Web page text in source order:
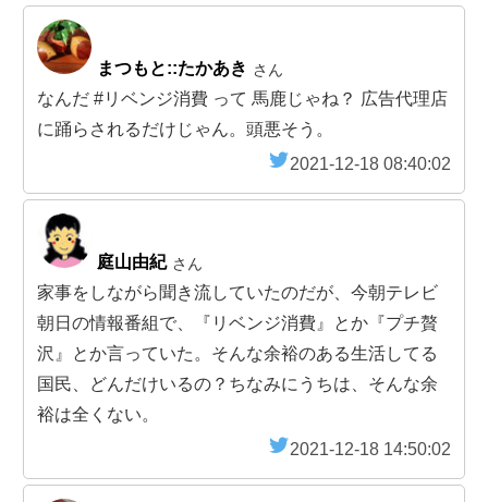
まつもと::たかあき さん
なんだ #リベンジ消費 って 馬鹿じゃね？ 広告代理店
に踊らされるだけじゃん。頭悪そう。
2021-12-18 08:40:02
庭山由紀 さん
家事をしながら聞き流していたのだが、今朝テレビ
朝日の情報番組で、『リベンジ消費』とか『プチ贅
沢』とか言っていた。そんな余裕のある生活してる
国民、どんだけいるの？ちなみにうちは、そんな余
裕は全くない。
2021-12-18 14:50:02